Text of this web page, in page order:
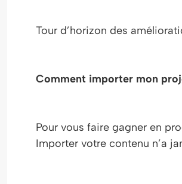
Tour d’horizon des
Comment importer mon
Pour vous faire gagner en
Importer votre contenu n’a